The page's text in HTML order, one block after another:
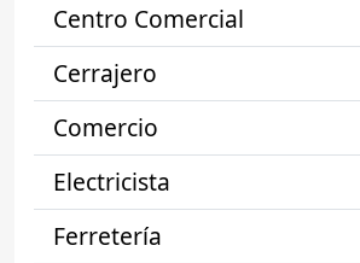
Centro Comercial
Cerrajero
Comercio
Electricista
Ferretería